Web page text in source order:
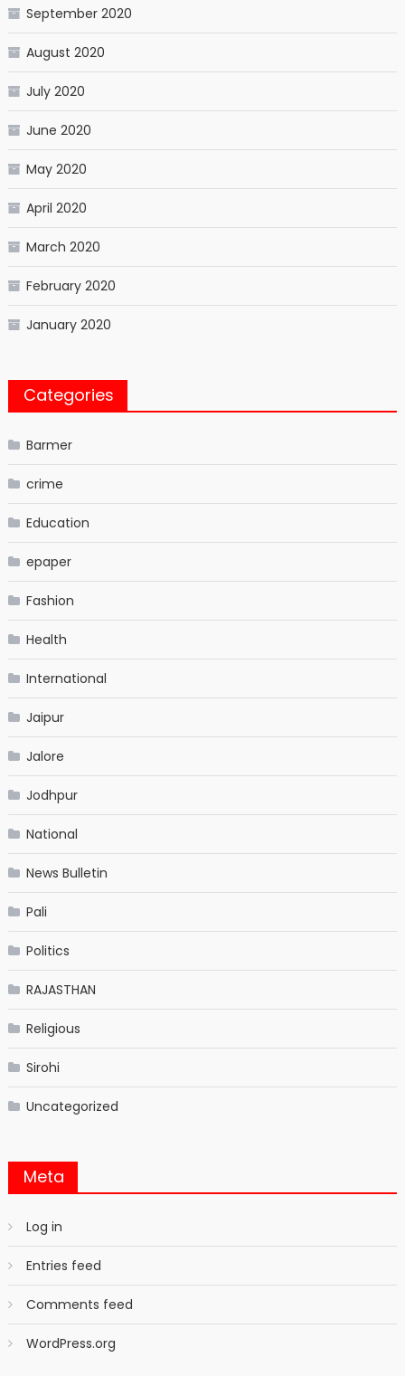
September 2020
August 2020
July 2020
June 2020
May 2020
April 2020
March 2020
February 2020
January 2020
Categories
Barmer
crime
Education
epaper
Fashion
Health
International
Jaipur
Jalore
Jodhpur
National
News Bulletin
Pali
Politics
RAJASTHAN
Religious
Sirohi
Uncategorized
Meta
Log in
Entries feed
Comments feed
WordPress.org